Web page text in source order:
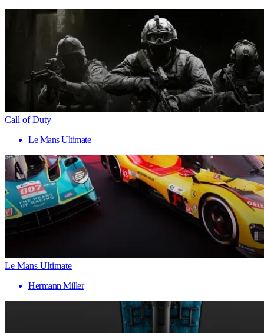
Call of Duty
Le Mans Ultimate
Le Mans Ultimate
Hermann Miller